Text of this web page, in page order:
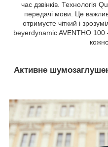
час дзвінків. Технологія
передачі мови. Це
отримуєте чіткий і
beyerdynamic AVENTHO
Активне